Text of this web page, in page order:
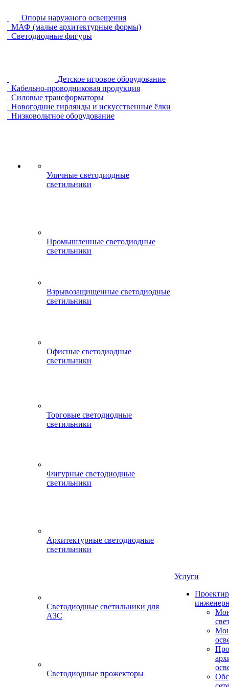
Опоры наружного освещения
МАФ (малые архитектурные формы)
Светодиодные фигуры
Детское игровое оборудование
Кабельно-проводниковая продукция
Силовые трансформаторы
Новогодние гирлянды и искусственные ёлки
Низковольтное оборудование
Уличные светодиодные
светильники
Промышленные светодиодные
светильники
Взрывозащищенные светодиодные
светильники
Офисные светодиодные
светильники
Торговые светодиодные
светильники
Фигурные светодиодные
светильники
Архитектурные светодиодные
светильники
Светодиодные светильники для
АЗС
Светодиодные прожекторы
Услуги